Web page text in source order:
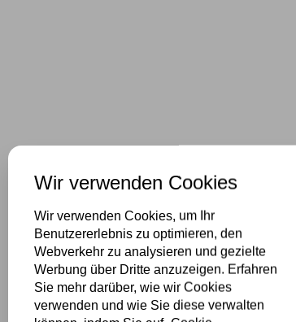
Wir verwenden Cookies
Wir verwenden Cookies, um Ihr
Benutzererlebnis zu optimieren, den
Webverkehr zu analysieren und gezielte
Werbung über Dritte anzuzeigen. Erfahren
Sie mehr darüber, wie wir Cookies
verwenden und wie Sie diese verwalten